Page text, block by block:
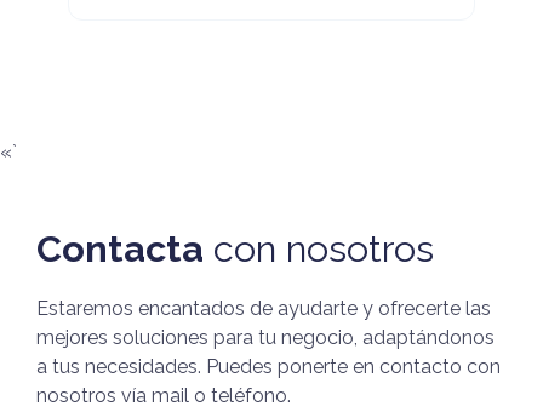
«`
Contacta con nosotros
Estaremos encantados de ayudarte y ofrecerte las
mejores soluciones para tu negocio, adaptándonos
a tus necesidades. Puedes ponerte en contacto con
nosotros vía mail o teléfono.